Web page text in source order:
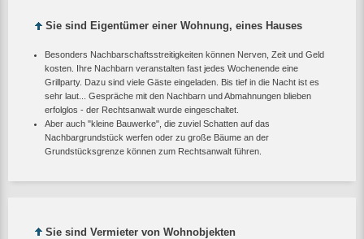
Sie sind Eigentümer einer Wohnung, eines Hauses
Besonders Nachbarschaftsstreitigkeiten können Nerven, Zeit und Geld
kosten. Ihre Nachbarn veranstalten fast jedes Wochenende eine
Grillparty. Dazu sind viele Gäste eingeladen. Bis tief in die Nacht ist es
sehr laut... Gespräche mit den Nachbarn und Abmahnungen blieben
erfolglos - der Rechtsanwalt wurde eingeschaltet.
Aber auch "kleine Bauwerke", die zuviel Schatten auf das
Nachbargrundstück werfen oder zu große Bäume an der
Grundstücksgrenze können zum Rechtsanwalt führen.
Sie sind Vermieter von Wohnobjekten